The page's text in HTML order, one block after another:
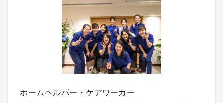
ホームヘルパー・ケアワーカー